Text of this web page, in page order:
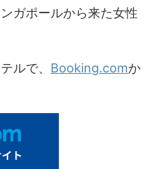
ガポールから来た女性
ルで、 Booking.comか